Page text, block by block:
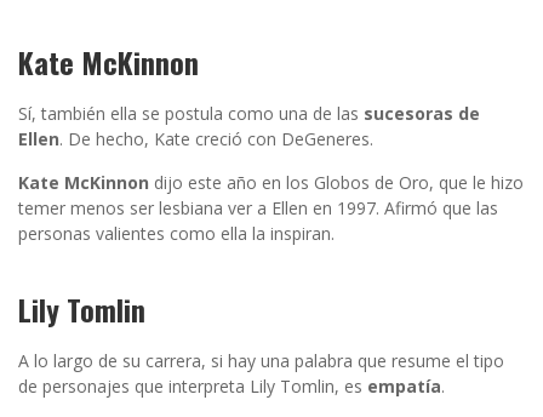
Kate McKinnon
Sí, también ella se postula como una de las sucesoras de
Ellen. De hecho, Kate creció con DeGeneres.
Kate McKinnon dijo este año en los Globos de Oro, que le hizo
temer menos ser lesbiana ver a Ellen en 1997. Afirmó que las
personas valientes como ella la inspiran.
Lily Tomlin
A lo largo de su carrera, si hay una palabra que resume el tipo
de personajes que interpreta Lily Tomlin, es empatía.